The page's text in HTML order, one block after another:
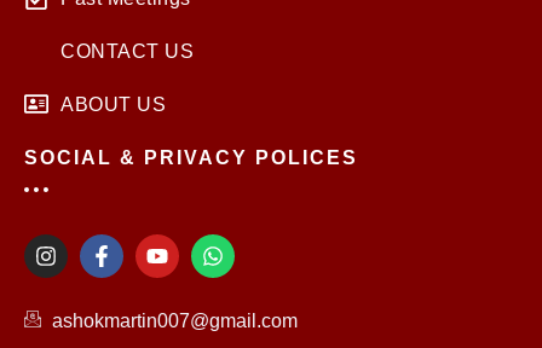
CONTACT US
ABOUT US
SOCIAL & PRIVACY POLICES
I
n
a
F
a
b
Y
o
t
u
W
h
s
ashokmartin007@gmail.com